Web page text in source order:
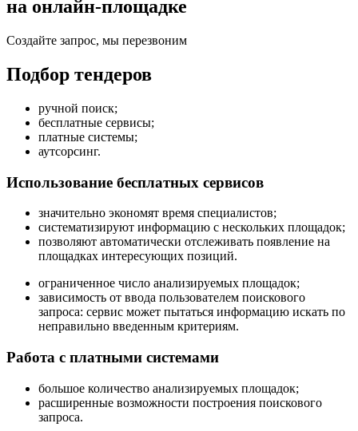
на онлайн-площадке
Создайте запрос, мы перезвоним
Подбор тендеров
ручной поиск;
бесплатные сервисы;
платные системы;
аутсорсинг.
Использование бесплатных сервисов
значительно экономят время специалистов;
систематизируют информацию с нескольких площадок;
позволяют автоматически отслеживать появление на
площадках интересующих позиций.
ограниченное число анализируемых площадок;
зависимость от ввода пользователем поискового
запроса: сервис может пытаться информацию искать по
неправильно введенным критериям.
Работа с платными системами
большое количество анализируемых площадок;
расширенные возможности построения поискового
запроса.